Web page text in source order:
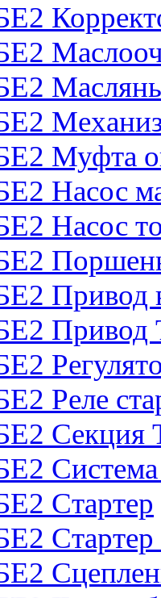
Муфта
Насос
Насос
Привод
Реле
Стартер
Стартер